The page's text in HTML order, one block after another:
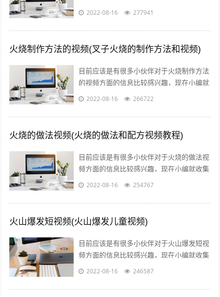
收集了一些与火影剪辑短视频十几秒相关的
2022-08-16 277941
火烧制作方法的视频(叉子火烧的制作方法和视频)
目前应该是有很多小伙伴对于火烧制作方法
的视频方面的信息比较感兴趣，现在小编就
收集了一些与叉子火烧的制作方法和视频相
2022-08-16 266722
火烧的做法视频(火烧的做法和配方视频教程)
目前应该是有很多小伙伴对于火烧的做法视
频方面的信息比较感兴趣，现在小编就收集
了一些与火烧的做法和配方视频教程相关的
2022-08-16 254767
火山爆发短视频(火山爆发儿童视频)
目前应该是有很多小伙伴对于火山爆发短视
频方面的信息比较感兴趣，现在小编就收集
了一些与火山爆发儿童视频相关的信息来分
2022-08-16 246587